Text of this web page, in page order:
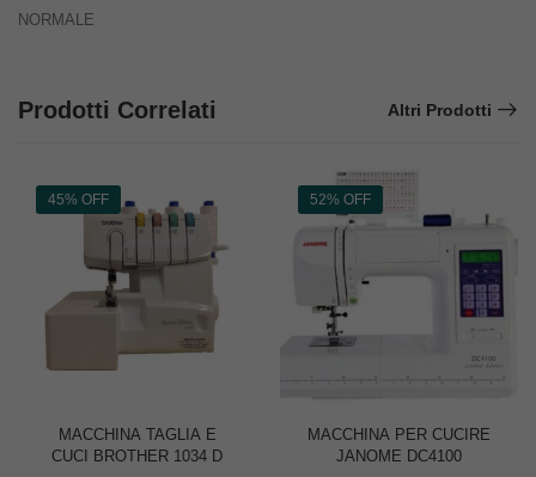
NORMALE
Prodotti Correlati Altri Prodotti
45% OFF
MACCHINA TAGLIA E
CUCI BROTHER 1034 D
52% OFF
MACCHINA PER CUCIRE
JANOME DC4100